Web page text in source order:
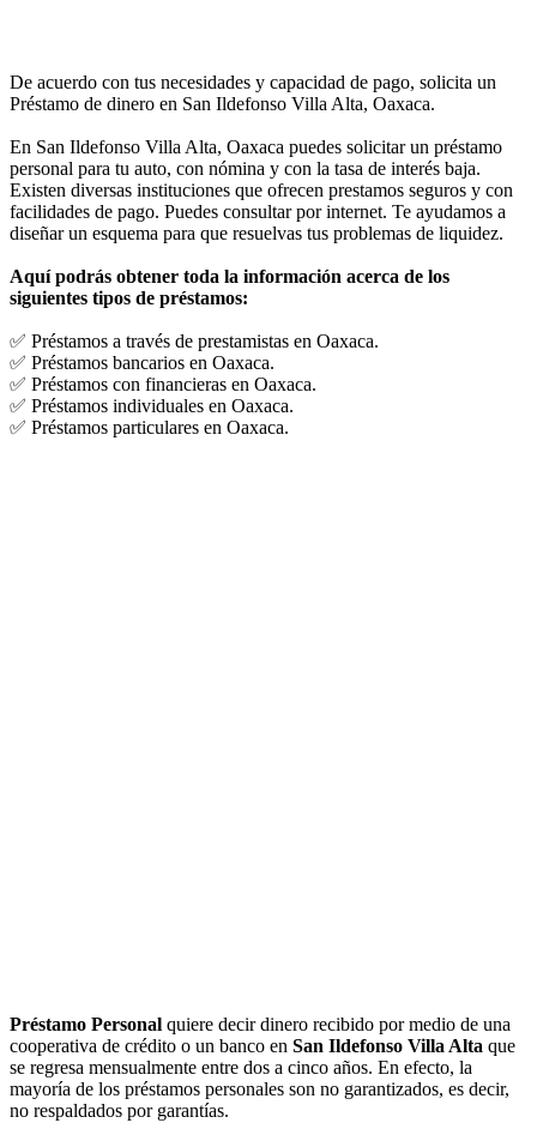
De acuerdo con tus necesidades y capacidad de pago, solicita un
Préstamo de dinero en San Ildefonso Villa Alta, Oaxaca.
En San Ildefonso Villa Alta, Oaxaca puedes solicitar un préstamo
personal para tu auto, con nómina y con la tasa de interés baja.
Existen diversas instituciones que ofrecen prestamos seguros y con
facilidades de pago. Puedes consultar por internet. Te ayudamos a
diseñar un esquema para que resuelvas tus problemas de liquidez.
Aquí podrás obtener toda la información acerca de los
siguientes tipos de préstamos:
✅ Préstamos a través de prestamistas en Oaxaca.
✅ Préstamos bancarios en Oaxaca.
✅ Préstamos con financieras en Oaxaca.
✅ Préstamos individuales en Oaxaca.
✅ Préstamos particulares en Oaxaca.
Préstamo Personal quiere decir dinero recibido por medio de una
cooperativa de crédito o un banco en San Ildefonso Villa Alta que
se regresa mensualmente entre dos a cinco años. En efecto, la
mayoría de los préstamos personales son no garantizados, es decir,
no respaldados por garantías.